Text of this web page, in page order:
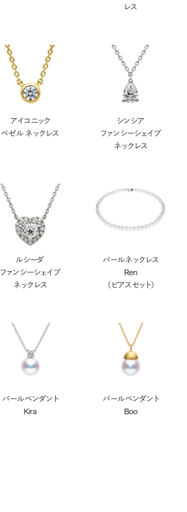
レス
アイコニック
ベゼル ネックレス
シンシア
ファンシーシェイプ
ネックレス
ルシーダ
ファンシーシェイプ
ネックレス
パールネックレス
Ren
（ピアスセット）
パールペンダント
Kira
パールペンダント
Boo